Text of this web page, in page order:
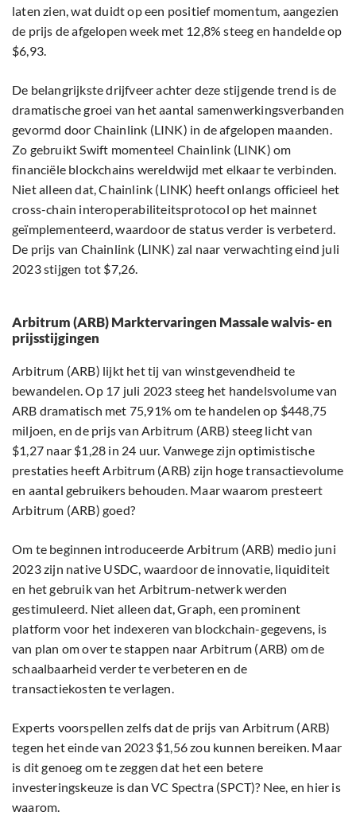
laten zien, wat duidt op een positief momentum, aangezien
de prijs de afgelopen week met 12,8% steeg en handelde op
$6,93.
De belangrijkste drijfveer achter deze stijgende trend is de
dramatische groei van het aantal samenwerkingsverbanden
gevormd door Chainlink (LINK) in de afgelopen maanden.
Zo gebruikt Swift momenteel Chainlink (LINK) om
financiële blockchains wereldwijd met elkaar te verbinden.
Niet alleen dat, Chainlink (LINK) heeft onlangs officieel het
cross-chain interoperabiliteitsprotocol op het mainnet
geïmplementeerd, waardoor de status verder is verbeterd.
De prijs van Chainlink (LINK) zal naar verwachting eind juli
2023 stijgen tot $7,26.
Arbitrum (ARB) Marktervaringen Massale walvis- en
prijsstijgingen
Arbitrum (ARB) lijkt het tij van winstgevendheid te
bewandelen. Op 17 juli 2023 steeg het handelsvolume van
ARB dramatisch met 75,91% om te handelen op $448,75
miljoen, en de prijs van Arbitrum (ARB) steeg licht van
$1,27 naar $1,28 in 24 uur. Vanwege zijn optimistische
prestaties heeft Arbitrum (ARB) zijn hoge transactievolume
en aantal gebruikers behouden. Maar waarom presteert
Arbitrum (ARB) goed?
Om te beginnen introduceerde Arbitrum (ARB) medio juni
2023 zijn native USDC, waardoor de innovatie, liquiditeit
en het gebruik van het Arbitrum-netwerk werden
gestimuleerd. Niet alleen dat, Graph, een prominent
platform voor het indexeren van blockchain-gegevens, is
van plan om over te stappen naar Arbitrum (ARB) om de
schaalbaarheid verder te verbeteren en de
transactiekosten te verlagen.
Experts voorspellen zelfs dat de prijs van Arbitrum (ARB)
tegen het einde van 2023 $1,56 zou kunnen bereiken. Maar
is dit genoeg om te zeggen dat het een betere
investeringskeuze is dan VC Spectra (SPCT)? Nee, en hier is
waarom.